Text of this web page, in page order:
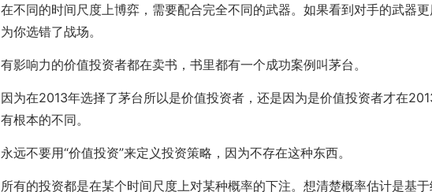
在不同的时间尺度上博弈，需要配合完全不同的武器。如果看到对手的武器
为你选错了战场。
有影响力的价值投资者都在卖书，书里都有一个成功案例叫茅台。
因为在2013年选择了茅台所以是价值投资者，还是因为是价值投资者才在
有根本的不同。
永远不要用“价值投资”来定义投资策略，因为不存在这种东西。
所有的投资都是在某个时间尺度上对某种概率的下注。想清楚概率估计是基